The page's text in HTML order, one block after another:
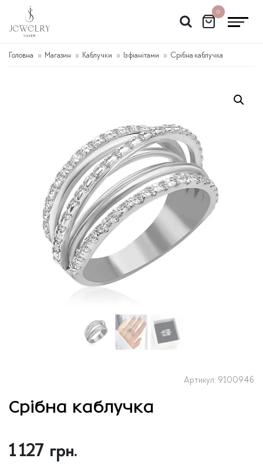
Перейти
вмісту
0
Головна Магазин Каблучки Із фіанітами Срібна каблучка
Артикул: 910094б
Срібна каблучка
1 127 грн.